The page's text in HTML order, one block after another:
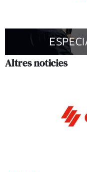
Altres noticies